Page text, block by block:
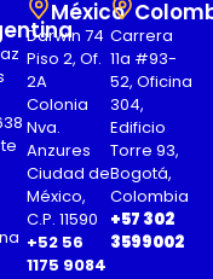
México
Darwin 74
Piso 2, Of.
2A
Colonia
Nva.
Anzures
Ciudad de
México,
C.P. 11590
+52 56
1175 9084
Carrera
11a #93-
52, Oficina
304,
Edificio
Torre 93,
Bogotá,
Colombia
+57 302
3599002